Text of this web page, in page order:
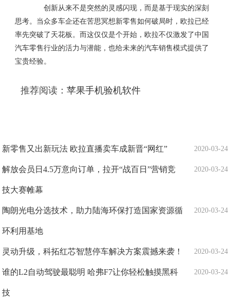
创新从来不是突然的灵感闪现，而是基于现实的深刻
思考。当众多车企还在苦思冥想新零售如何破局时，欧拉已经
率先突破了天花板。而这仅仅是个开始，欧拉不仅激发了中国
汽车零售行业的活力与潜能，也给未来的汽车销售模式提供了
宝贵经验。
推荐阅读：苹果手机验机软件
2020-03-24
新零售又出新玩法 欧拉直播卖车成新晋“网红”
2020-03-24
解放会员日4.5万意向订单，拉开“战百日”营销竞
技大赛帷幕
2020-03-24
陶朗光电分选技术，助力陆海环保打造国家资源循
环利用基地
2020-03-24
灵动升级，科拓红芯智慧停车解决方案震撼来袭！
2020-03-24
谁的L2自动驾驶最聪明 哈弗F7让你轻松触摸黑科
技